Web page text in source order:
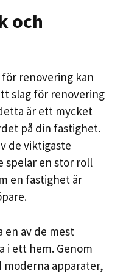
och
renovering kan
slag för renovering
är ett mycket
på din fastighet.
de viktigaste
spelar en stor roll
en fastighet är
en av de mest
i ett hem. Genom
apparater,